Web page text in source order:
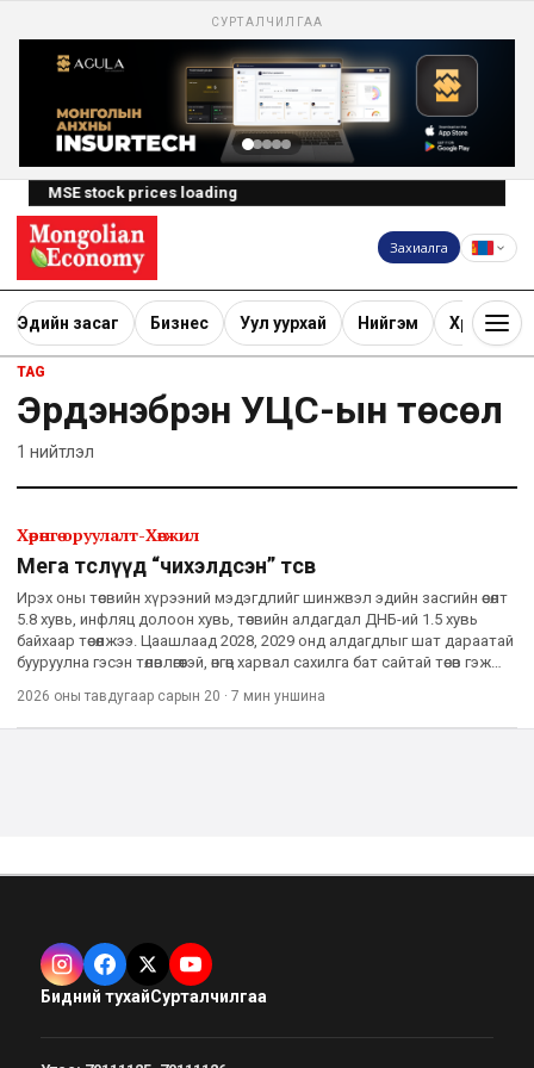
СУРТАЛЧИЛГАА
MSE stock prices loading
Захиалга
Эдийн засаг Бизнес Уул уурхай Нийгэм Хөрөнгө
TAG
Эрдэнэбүрэн УЦС-ын төсөл
1 нийтлэл
Хөрөнгө оруулалт-Хөгжил
Мега төслүүд “чихэлдсэн” төсөв
Ирэх оны төсвийн хүрээний мэдэгдлийг шинжвэл эдийн засгийн өсөлт
5.8 хувь, инфляц долоон хувь, төсвийн алдагдал ДНБ-ий 1.5 хувь
байхаар төсөөлжээ. Цаашлаад 2028, 2029 онд алдагдлыг шат дараатай
бууруулна гэсэн төлөвлөгөөтэй, өнгөц харвал сахилга бат сайтай төсөв гэж
2026 оны тавдугаар сарын 20 · 7 мин уншина
Бидний тухайСурталчилгаа